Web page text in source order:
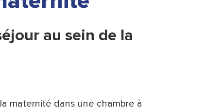
au sein de la
maternité dans une chambre à